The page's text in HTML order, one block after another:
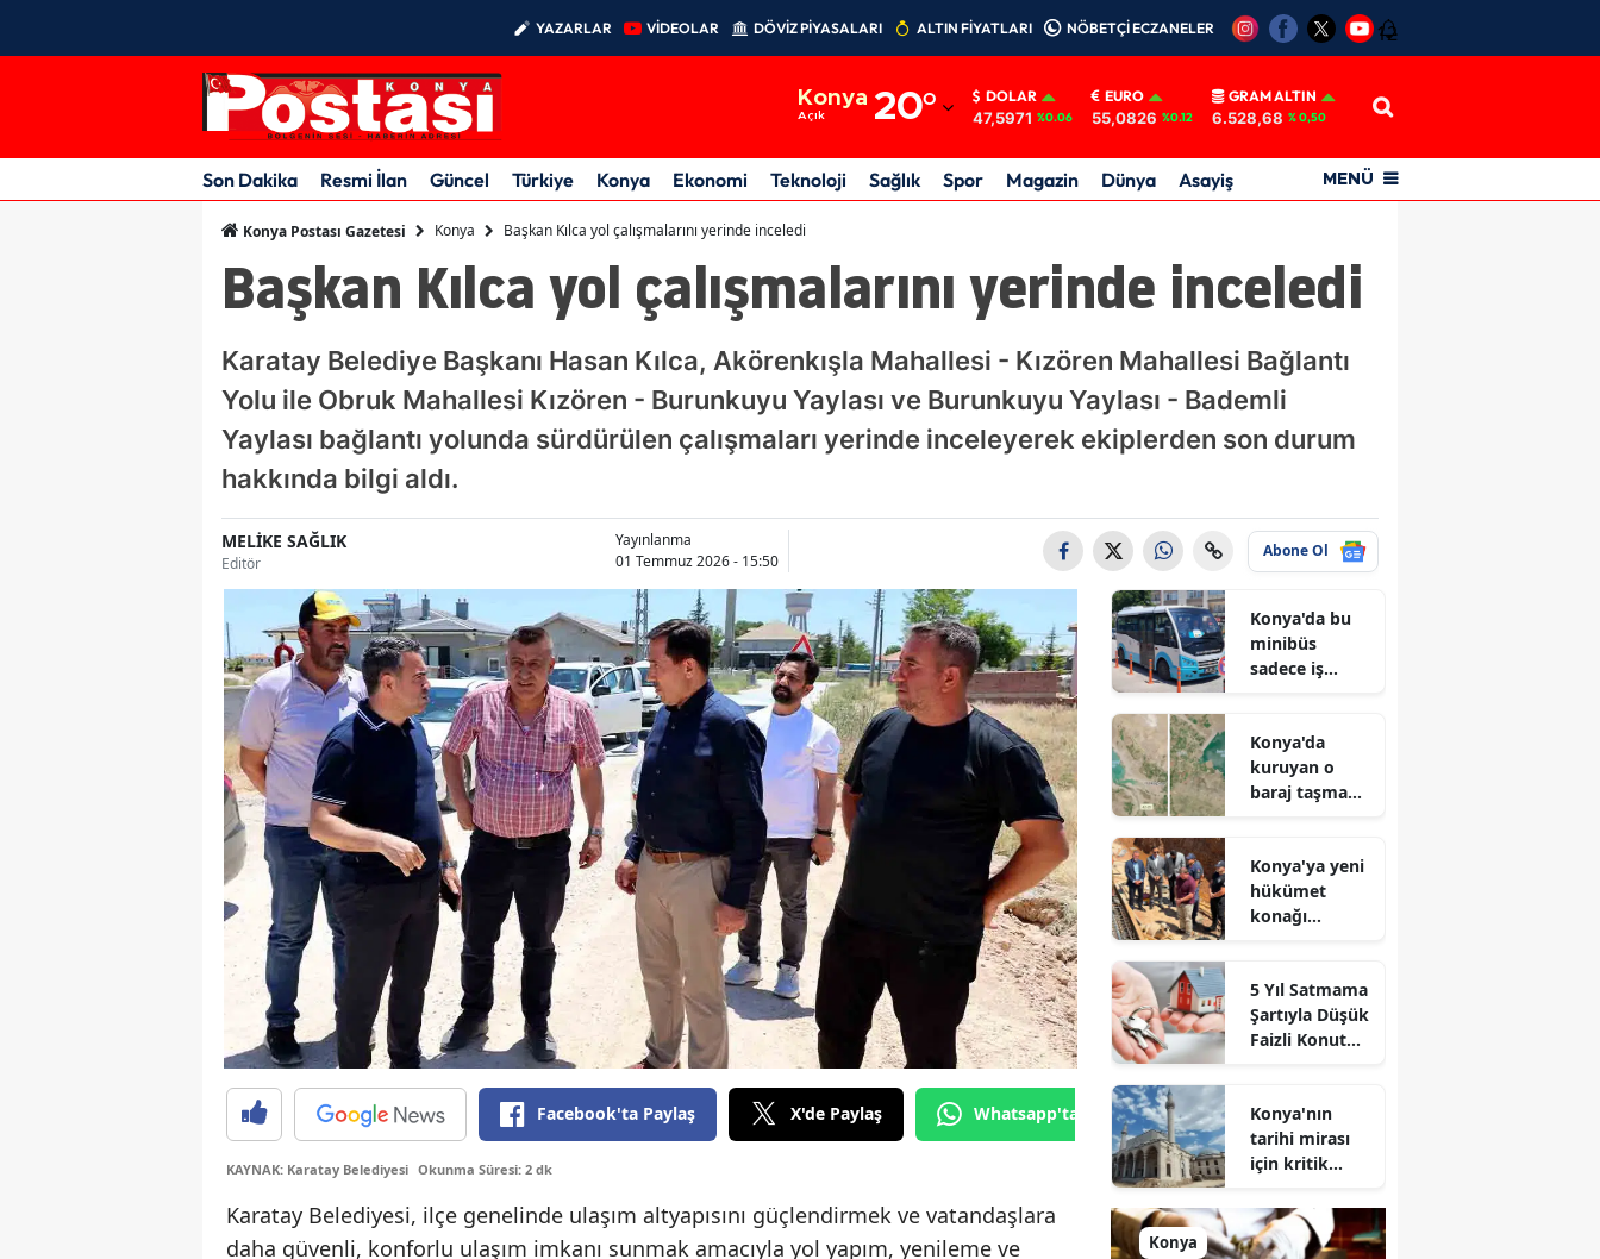
YAZARLAR VİDEOLAR DÖVİZ PİYASALARI ALTIN FİYATLARI NÖBETÇİ ECZANELER 12
Konya
Açık 20°
Adıyaman
Afyonkarahisar
Amasya
Ankara
Antalya
Artvin
Aydın
Bingöl
Bitlis
Bolu
Burdur
Bursa
Çanakkale
Çankırı
Çorum
Denizli
Diyarbakır
Edirne
Elazığ
Erzurum
DOLAR
47,5971 %0.06
EURO
55,0826 %0.12
GRAM ALTIN
6.528,68 % 0,50
Son Dakika Resmi İlan Güncel Türkiye Konya Ekonomi Teknoloji Sağlık Spor Magazin Dünya Asayiş MENÜ
Konya Postası Gazetesi Konya Başkan Kılca yol çalışmalarını yerinde inceledi
Başkan Kılca yol çalışmalarını yerinde inceledi
Karatay Belediye Başkanı Hasan Kılca, Akörenkışla Mahallesi - Kızören Mahallesi Bağlantı
Yolu ile Obruk Mahallesi Kızören - Burunkuyu Yaylası ve Burunkuyu Yaylası - Bademli
Yaylası bağlantı yolunda sürdürülen çalışmaları yerinde inceleyerek ekiplerden son durum
hakkında bilgi aldı.
MELİKE SAĞLIK
Editör
Yayınlanma
01 Temmuz 2026 - 15:50
Abone Ol
Facebook'ta Paylaş X'de Paylaş Whatsapp'tan Gönder
KAYNAK: Karatay Belediyesi Okunma Süresi: 2 dk
Karatay Belediyesi, ilçe genelinde ulaşım altyapısını güçlendirmek ve vatandaşlara
daha güvenli, konforlu ulaşım imkanı sunmak amacıyla yol yapım, yenileme ve
Konya'da bu
minibüs
sadece iş
Konya'da
kuruyan o
baraj taşma
Konya'ya yeni
hükümet
konağı
5 Yıl Satmama
Şartıyla Düşük
Faizli Konut
Konya'nın
tarihi mirası
için kritik
durum
açıklandı
Konya